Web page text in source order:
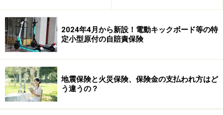
地震保険の考え方で最も重要なのは、被災による損害を
すべて保険でカバーするというものではないということ
です。
通常の火災保険や自動車保険は保険でカバーする（例え
ば火災で全焼した家を保険金を利用して建て直す）とい
う仕組みですが、地震保険の場合は保険を使ってその後
の生活再建の足掛かりにするというものです。
2024年4月から新設！電動キックボード等の特
定小型原付の自賠責保険
地震保険と火災保険、保険金の支払われ方はど
う違うの？